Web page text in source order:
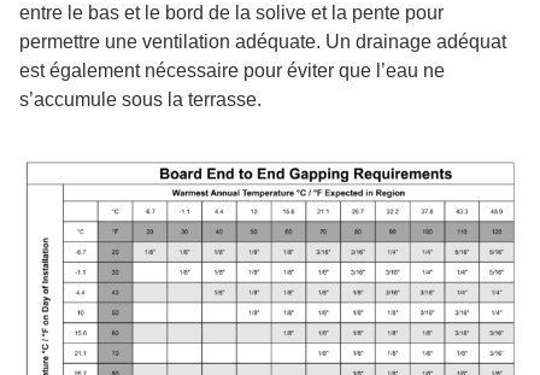
entre le bas et le bord de la solive et la pente pour
permettre une ventilation adéquate. Un drainage adéquat
est également nécessaire pour éviter que l’eau ne
s’accumule sous la terrasse.